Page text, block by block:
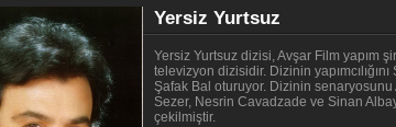
Yersiz Yurtsuz
Yersiz Yurtsuz dizisi, Avşar Film yapım
televizyon dizisidir. Dizinin
Şafak Bal oturuyor. Dizinin
Sezer, Nesrin Cavadzade ve Sinan
çekilmiştir.